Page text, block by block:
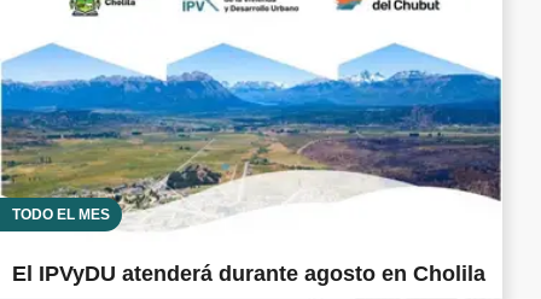
TODO EL MES
El IPVyDU atenderá durante agosto en Cholila